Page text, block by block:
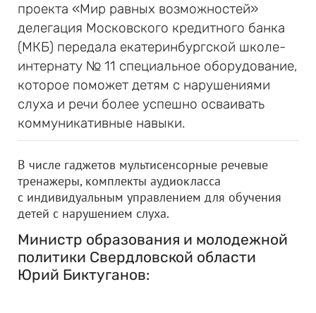
проекта «Мир равных возможностей»
делегация Московского кредитного банка
(МКБ) передала екатеринбургской школе-
интернату № 11 специальное оборудование,
которое поможет детям с нарушениями
слуха и речи более успешно осваивать
коммуникативные навыки.
В числе гаджетов мультисенсорные речевые
тренажеры, комплекты аудиокласса
с индивидуальным управлением для обучения
детей с нарушением слуха.
Министр образования и молодежной
политики Свердловской области
Юрий Биктуганов: